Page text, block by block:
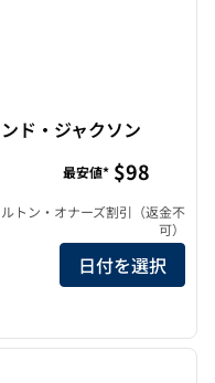
ド・ジャクソン
ジャクソンの詳細を表示
最安値* $98
ルトン・オナーズ割引（返金不
可）
日付を選択
1/12
次の